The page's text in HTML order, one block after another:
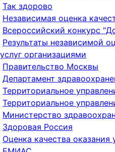
Так здорово
Независимая оценка
Всероссийский конкурс
Результаты независимой
услуг организациями
Правительство Москвы
Департамент
Территориальное
Территориальное
Министерство
Здоровая Россия
Оценка качества оказания